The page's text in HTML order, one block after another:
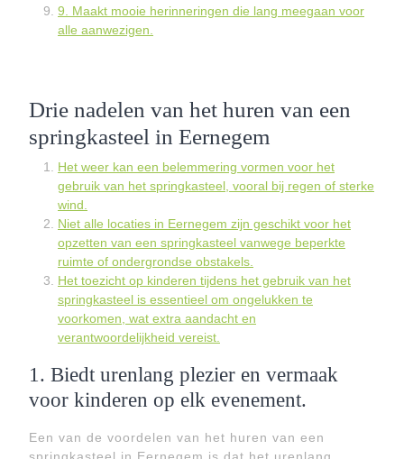
9. Maakt mooie herinneringen die lang meegaan voor
alle aanwezigen.
Drie nadelen van het huren van een
springkasteel in Eernegem
Het weer kan een belemmering vormen voor het
gebruik van het springkasteel, vooral bij regen of sterke
wind.
Niet alle locaties in Eernegem zijn geschikt voor het
opzetten van een springkasteel vanwege beperkte
ruimte of ondergrondse obstakels.
Het toezicht op kinderen tijdens het gebruik van het
springkasteel is essentieel om ongelukken te
voorkomen, wat extra aandacht en
verantwoordelijkheid vereist.
1. Biedt urenlang plezier en vermaak
voor kinderen op elk evenement.
Een van de voordelen van het huren van een
springkasteel in Eernegem is dat het urenlang